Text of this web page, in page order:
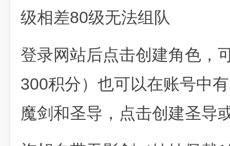
级相差80级无法组队
登录网站后点击创建角色，
300积分）也可以在账号中
魔剑和圣导，点击创建圣导